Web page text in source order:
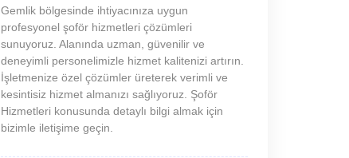
Gemlik bölgesinde ihtiyacınıza uygun
profesyonel şoför hizmetleri çözümleri
sunuyoruz. Alanında uzman, güvenilir ve
deneyimli personelimizle hizmet kalitenizi artırın.
İşletmenize özel çözümler üreterek verimli ve
kesintisiz hizmet almanızı sağlıyoruz. Şoför
Hizmetleri konusunda detaylı bilgi almak için
bizimle iletişime geçin.